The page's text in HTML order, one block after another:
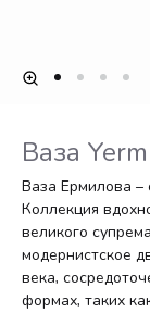
Ваза
Ваза Ермилова –
Коллекция
великого
модернистское
века,
формах, таких